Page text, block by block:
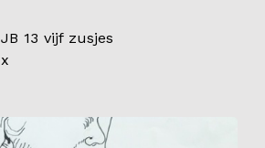
JB 13 vijf zusjes
x